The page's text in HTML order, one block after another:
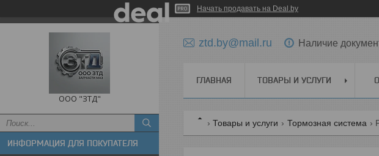
Начать продавать на Deal.by
ООО "ЗТД"
ИНФОРМАЦИЯ ДЛЯ ПОКУПАТЕЛЯ
ztd.by@mail.ru Наличие
ГЛАВНАЯ ТОВАРЫ И УСЛУГИ
Товары и услуги Тормозная система